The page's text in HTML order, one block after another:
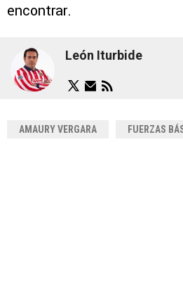
encontrar.
León Iturbide
AMAURY VERGARA FUERZAS